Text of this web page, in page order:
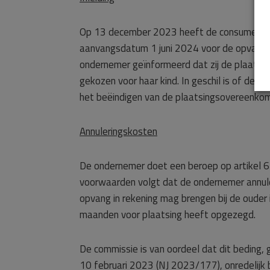
Op 13 december 2023 heeft de
aanvangsdatum 1 juni 2024 voor de
ondernemer geïnformeerd dat zij de
gekozen voor haar kind. In geschil is of de
het beëindigen van de
Annuleringskosten
De ondernemer doet een beroep op artikel
voorwaarden volgt dat de ondernemer
opvang in rekening mag brengen bij de
maanden voor plaatsing heeft opgezegd.
De commissie is van oordeel dat dit
10 februari 2023 (NJ 2023/177), onredelijk